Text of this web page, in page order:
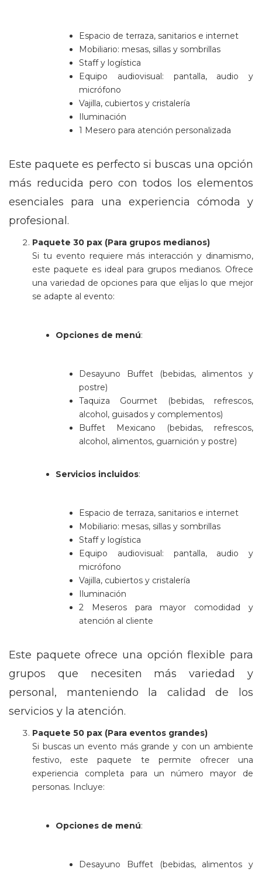
Espacio de terraza, sanitarios e internet
Mobiliario: mesas, sillas y sombrillas
Staff y logística
Equipo audiovisual: pantalla, audio y
micrófono
Vajilla, cubiertos y cristalería
Iluminación
1 Mesero para atención personalizada
Este paquete es perfecto si buscas una opción
más reducida pero con todos los elementos
esenciales para una experiencia cómoda y
profesional.
Paquete 30 pax (Para grupos medianos)
Si tu evento requiere más interacción y dinamismo,
este paquete es ideal para grupos medianos. Ofrece
una variedad de opciones para que elijas lo que mejor
se adapte al evento:
Opciones de menú:
Desayuno Buffet (bebidas, alimentos y
postre)
Taquiza Gourmet (bebidas, refrescos,
alcohol, guisados y complementos)
Buffet Mexicano (bebidas, refrescos,
alcohol, alimentos, guarnición y postre)
Servicios incluidos:
Espacio de terraza, sanitarios e internet
Mobiliario: mesas, sillas y sombrillas
Staff y logística
Equipo audiovisual: pantalla, audio y
micrófono
Vajilla, cubiertos y cristalería
Iluminación
2 Meseros para mayor comodidad y
atención al cliente
Este paquete ofrece una opción flexible para
grupos que necesiten más variedad y
personal, manteniendo la calidad de los
servicios y la atención.
Paquete 50 pax (Para eventos grandes)
Si buscas un evento más grande y con un ambiente
festivo, este paquete te permite ofrecer una
experiencia completa para un número mayor de
personas. Incluye:
Opciones de menú:
Desayuno Buffet (bebidas, alimentos y